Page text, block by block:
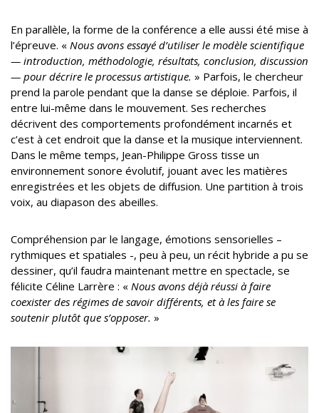
En parallèle, la forme de la conférence a elle aussi été mise à
l’épreuve. « Nous avons essayé d’utiliser le modèle scientifique
— introduction, méthodologie, résultats, conclusion, discussion
— pour décrire le processus artistique. » Parfois, le chercheur
prend la parole pendant que la danse se déploie. Parfois, il
entre lui-même dans le mouvement. Ses recherches
décrivent des comportements profondément incarnés et
c’est à cet endroit que la danse et la musique interviennent.
Dans le même temps, Jean-Philippe Gross tisse un
environnement sonore évolutif, jouant avec les matières
enregistrées et les objets de diffusion. Une partition à trois
voix, au diapason des abeilles.
Compréhension par le langage, émotions sensorielles –
rythmiques et spatiales -, peu à peu, un récit hybride a pu se
dessiner, qu’il faudra maintenant mettre en spectacle, se
félicite Céline Larrère : « Nous avons déjà réussi à faire
coexister des régimes de savoir différents, et à les faire se
soutenir plutôt que s’opposer. »